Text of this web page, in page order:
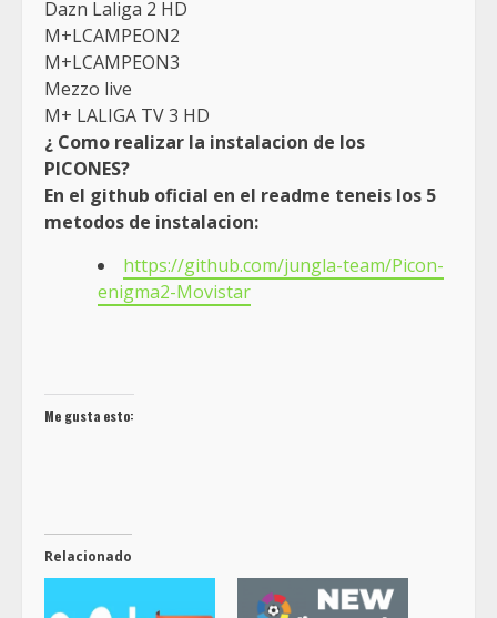
Dazn Laliga 2 HD
M+LCAMPEON2
M+LCAMPEON3
Mezzo live
M+ LALIGA TV 3 HD
¿ Como realizar la instalacion de los
PICONES?
En el github oficial en el readme teneis los 5
metodos de instalacion:
https://github.com/jungla-team/Picon-
enigma2-Movistar
Me gusta esto:
Relacionado